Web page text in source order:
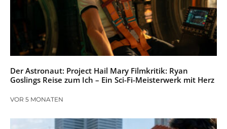
Der Astronaut: Project Hail Mary Filmkritik: Ryan
Goslings Reise zum Ich – Ein Sci-Fi-Meisterwerk mit Herz
VOR 5 MONATEN